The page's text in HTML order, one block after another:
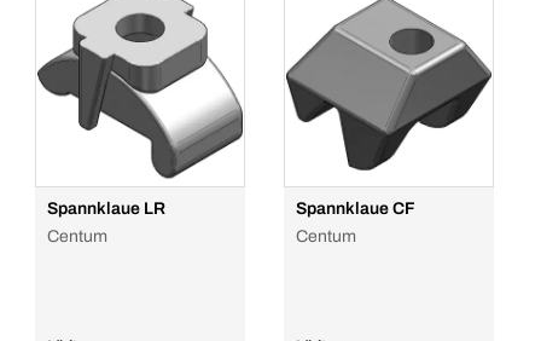
Spannklaue LR
Centum
Spannklaue CF
Centum